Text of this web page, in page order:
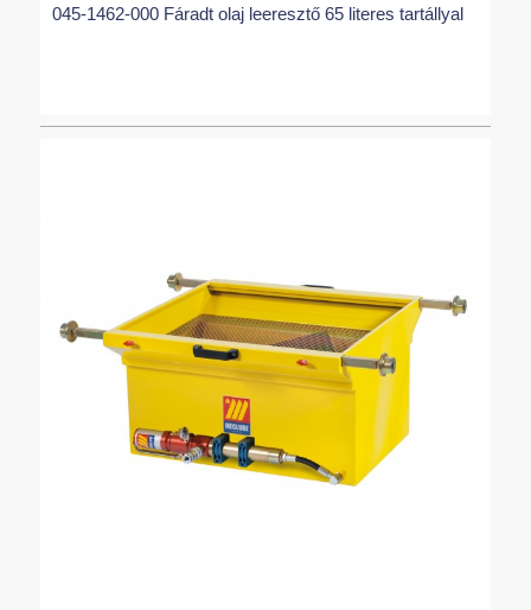
045-1462-000 Fáradt olaj leeresztő 65 literes tartállyal